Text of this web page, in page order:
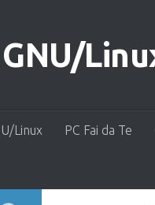
Linux PC Fai da Te